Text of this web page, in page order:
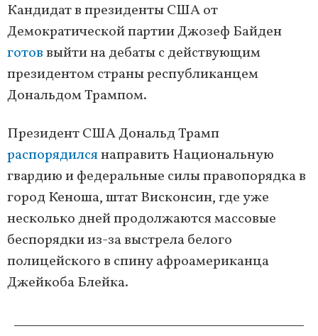
Кандидат в президенты США от
Демократической партии Джозеф Байден
готоввыйти на дебаты с действующим
президентом страны республиканцем
Дональдом Трампом.
Президент США Дональд Трамп
распорядилсянаправить Национальную
гвардию и федеральные силы правопорядка в
город Кеноша, штат Висконсин, где уже
несколько дней продолжаются массовые
беспорядки из-за выстрела белого
полицейского в спину афроамериканца
Джейкоба Блейка.